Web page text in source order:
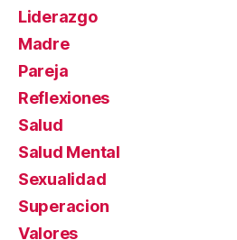
Liderazgo
Madre
Pareja
Reflexiones
Salud
Salud Mental
Sexualidad
Superacion
Valores